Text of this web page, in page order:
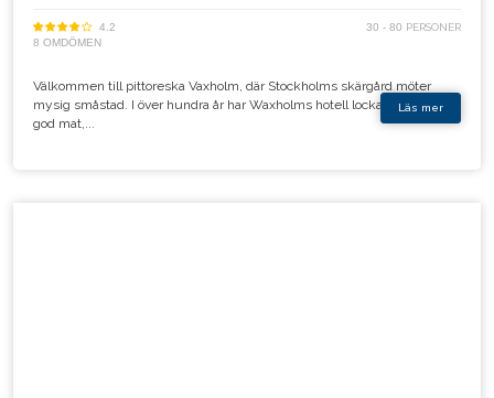
4.2 30 - 80 PERSONER
8 OMDÖMEN
Välkommen till pittoreska Vaxholm, där Stockholms skärgård möter
mysig småstad. I över hundra år har Waxholms hotell lockat gäster med
god mat,...
Läs mer